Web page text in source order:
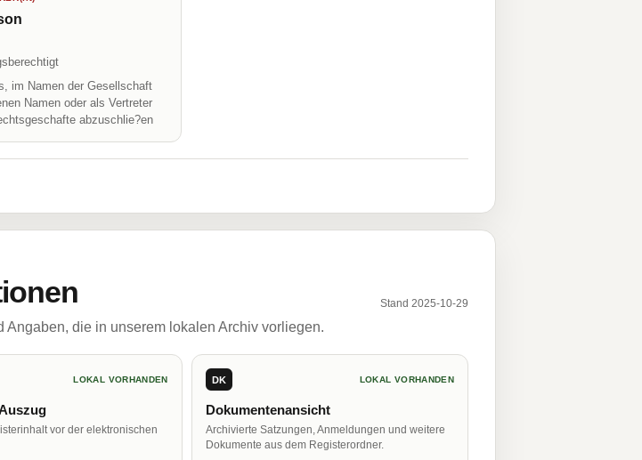
im Namen der Gesellschaft
Namen oder als Vertreter
abzuschlie?en
Stand 2025-10-29
die in unserem lokalen Archiv vorliegen.
LOKAL VORHANDEN
vor der elektronischen
DK LOKAL VORHANDEN
Dokumentenansicht
Archivierte Satzungen, Anmeldungen und weitere
Dokumente aus dem Registerordner.